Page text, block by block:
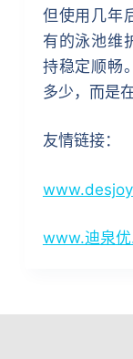
但使用几年
有的泳池维
持稳定顺畅
多少，而是
友情链接：
www.迪泉